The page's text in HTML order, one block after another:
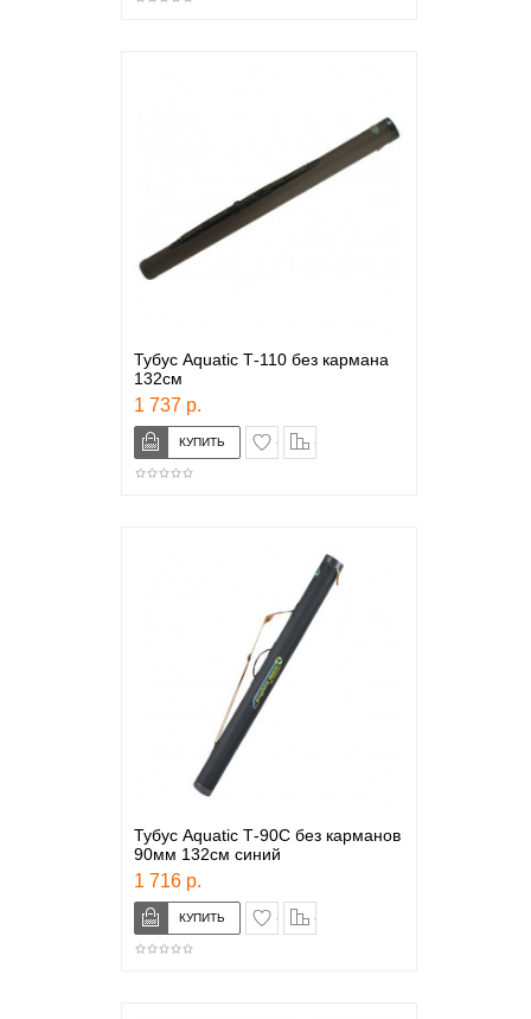
Тубус Aquatic Т-110 без кармана
132см
1 737 р.
в закладки
Тубус Aquatic Т-90С без карманов
90мм 132см синий
1 716 р.
в закладки